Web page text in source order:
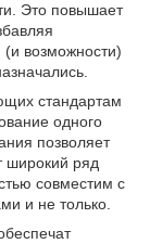
Это повышает
(и возможности)
стандартам
одного
позволяет
широкий ряд
совместим с
и не только.